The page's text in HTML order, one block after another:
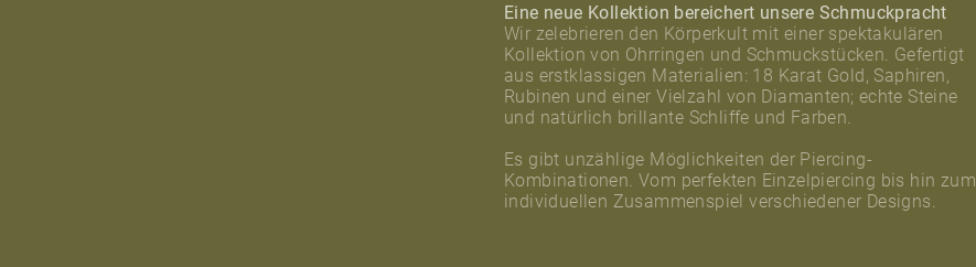
Eine neue Kollektion bereichert unsere Schmuckpracht
Wir zelebrieren den Körperkult mit einer spektakulären
Kollektion von Ohrringen und Schmuckstücken. Gefertigt
aus erstklassigen Materialien: 18 Karat Gold, Saphiren,
Rubinen und einer Vielzahl von Diamanten; echte Steine
und natürlich brillante Schliffe und Farben.
Es gibt unzählige Möglichkeiten der Piercing-
Kombinationen. Vom perfekten Einzelpiercing bis hin zum
individuellen Zusammenspiel verschiedener Designs.